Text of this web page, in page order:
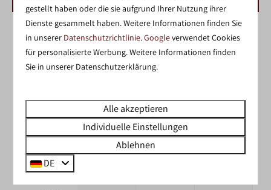
2 Gäste
13-08-2026
Di
11 Aug
Mi
12 Aug
Do
13 Aug
1 Nacht
— 45 € —
2 Nächte
gestellt haben oder die sie aufgrund Ihrer Nutzung ihrer
Dienste gesammelt haben. Weitere Informationen finden Sie
in unserer Datenschutzrichtlinie.Googleverwendet Cookies
für personalisierte Werbung. Weitere Informationen finden
Sie in unserer Datenschutzerklärung.
Alle akzeptieren
Individuelle Einstellungen
Ablehnen
DE